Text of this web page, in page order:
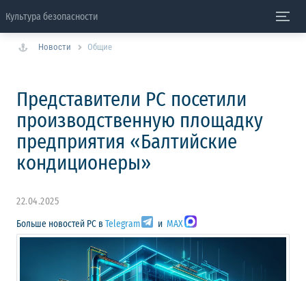
Культура безопасности
Новости Общие
Представители РС посетили
производственную площадку
предприятия «Балтийские
кондиционеры»
22.04.2025
Больше новостей РС в Telegram и MAX